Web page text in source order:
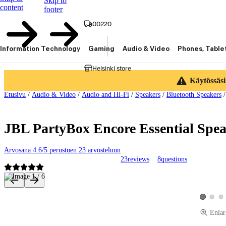
content
footer
00220
Helsinki store
Information Technology Gaming Audio & Video Phones,
Etusivu / Audio & Video / Audio and Hi-Fi / Speakers / Bluetooth Speakers /
JBL PartyBox Encore Essential
Arvosana 4.6/5 perustuen 23 arvosteluun
23reviews 8questions
Product images and videos
ViewView